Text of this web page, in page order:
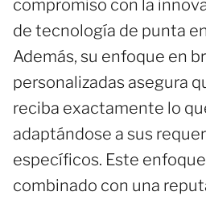
compromiso con la
de tecnología de punta
Además, su enfoque en
personalizadas asegura
reciba exactamente lo
adaptándose a sus
específicos. Este
combinado con una